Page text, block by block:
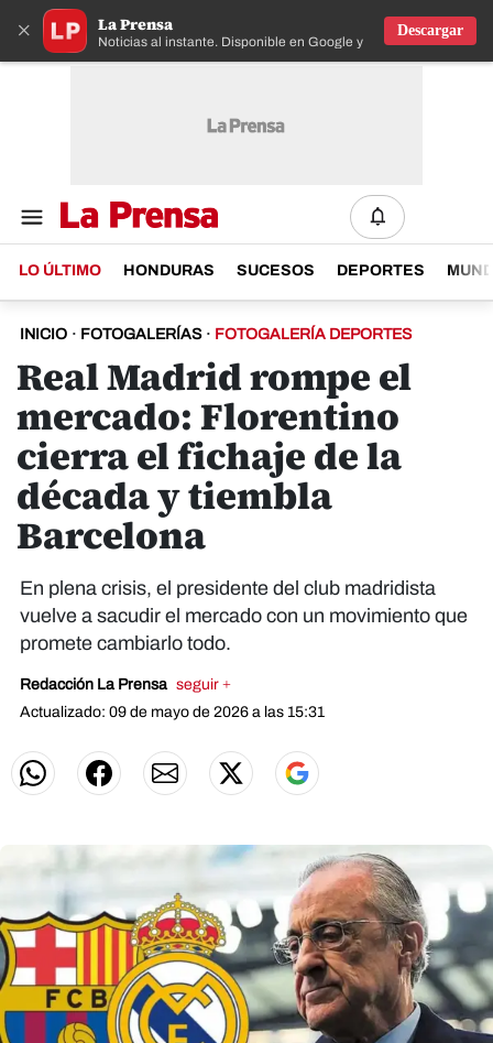
× La Prensa
Noticias al instante. Disponible en Google y IOS
Descargar
LO ÚLTIMO HONDURAS SUCESOS DEPORTES
INICIO · FOTOGALERÍAS · FOTOGALERÍA DEPORTES
Real Madrid rompe el
mercado: Florentino
cierra el fichaje de la
década y tiembla
Barcelona
En plena crisis, el presidente del club madridista
vuelve a sacudir el mercado con un movimiento que
promete cambiarlo todo.
Redacción La Prensa seguir +
Actualizado: 09 de mayo de 2026 a las 15:31